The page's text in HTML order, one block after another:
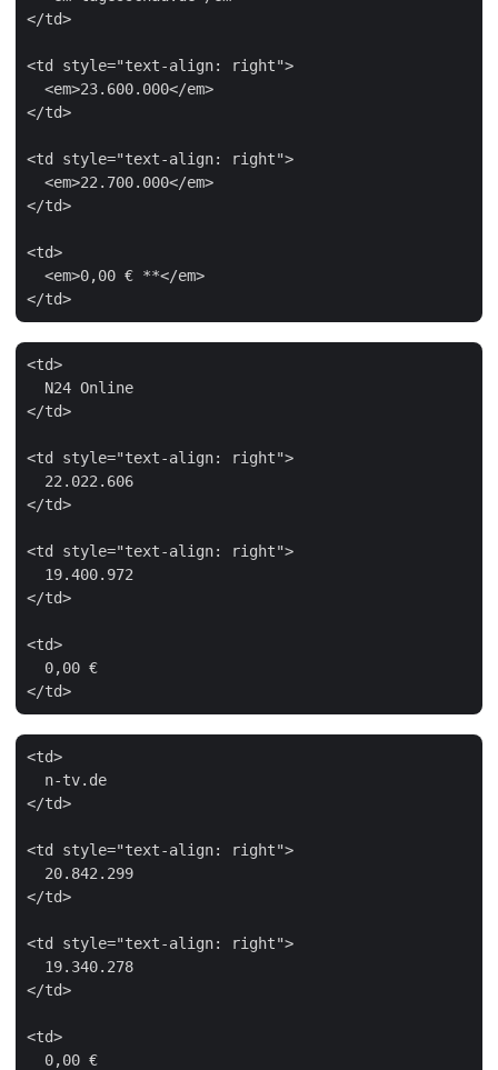
</td>
<td style="text-align: right">
  <em>23.600.000</em>
</td>
<td style="text-align: right">
  <em>22.700.000</em>
</td>
<td>
  <em>0,00 € **</em>
<td>
  N24 Online
</td>
<td style="text-align: right">
  22.022.606
</td>
<td style="text-align: right">
  19.400.972
</td>
<td>
  0,00 €
<td>
  n-tv.de
</td>
<td style="text-align: right">
  20.842.299
</td>
<td style="text-align: right">
  19.340.278
</td>
<td>
  0,00 €